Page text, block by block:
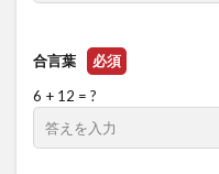
合言葉
必須
6 + 12 = ?